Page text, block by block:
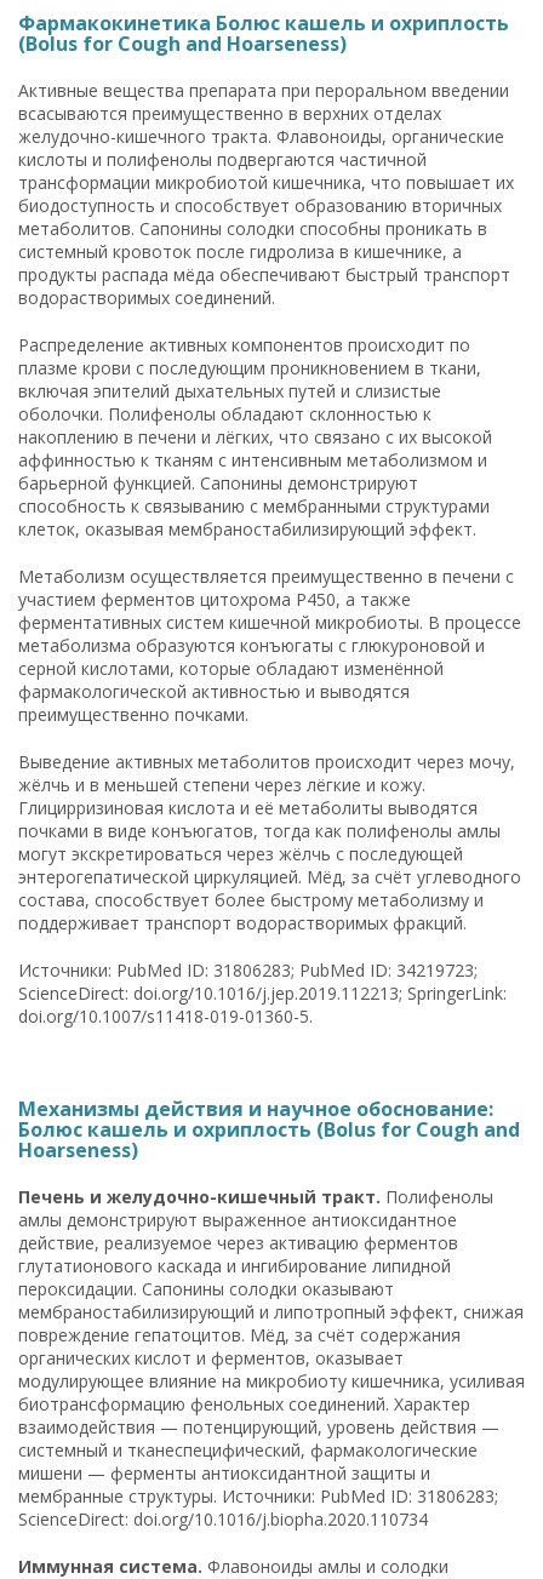
Фармакокинетика Болюс кашель и охриплость
(Bolus for Cough and Hoarseness)
Активные вещества препарата при пероральном введении
всасываются преимущественно в верхних отделах
желудочно-кишечного тракта. Флавоноиды, органические
кислоты и полифенолы подвергаются частичной
трансформации микробиотой кишечника, что повышает их
биодоступность и способствует образованию вторичных
метаболитов. Сапонины солодки способны проникать в
системный кровоток после гидролиза в кишечнике, а
продукты распада мёда обеспечивают быстрый транспорт
водорастворимых соединений.
Распределение активных компонентов происходит по
плазме крови с последующим проникновением в ткани,
включая эпителий дыхательных путей и слизистые
оболочки. Полифенолы обладают склонностью к
накоплению в печени и лёгких, что связано с их высокой
аффинностью к тканям с интенсивным метаболизмом и
барьерной функцией. Сапонины демонстрируют
способность к связыванию с мембранными структурами
клеток, оказывая мембраностабилизирующий эффект.
Метаболизм осуществляется преимущественно в печени с
участием ферментов цитохрома P450, а также
ферментативных систем кишечной микробиоты. В процессе
метаболизма образуются конъюгаты с глюкуроновой и
серной кислотами, которые обладают изменённой
фармакологической активностью и выводятся
преимущественно почками.
Выведение активных метаболитов происходит через мочу,
жёлчь и в меньшей степени через лёгкие и кожу.
Глицирризиновая кислота и её метаболиты выводятся
почками в виде конъюгатов, тогда как полифенолы амлы
могут экскретироваться через жёлчь с последующей
энтерогепатической циркуляцией. Мёд, за счёт углеводного
состава, способствует более быстрому метаболизму и
поддерживает транспорт водорастворимых фракций.
Источники: PubMed ID: 31806283; PubMed ID: 34219723;
ScienceDirect: doi.org/10.1016/j.jep.2019.112213; SpringerLink:
doi.org/10.1007/s11418-019-01360-5.
Механизмы действия и научное обоснование:
Болюс кашель и охриплость (Bolus for Cough and
Hoarseness)
Печень и желудочно-кишечный тракт. Полифенолы
амлы демонстрируют выраженное антиоксидантное
действие, реализуемое через активацию ферментов
глутатионового каскада и ингибирование липидной
пероксидации. Сапонины солодки оказывают
мембраностабилизирующий и липотропный эффект, снижая
повреждение гепатоцитов. Мёд, за счёт содержания
органических кислот и ферментов, оказывает
модулирующее влияние на микробиоту кишечника, усиливая
биотрансформацию фенольных соединений. Характер
взаимодействия — потенцирующий, уровень действия —
системный и тканеспецифический, фармакологические
мишени — ферменты антиоксидантной защиты и
мембранные структуры. Источники: PubMed ID: 31806283;
ScienceDirect: doi.org/10.1016/j.biopha.2020.110734
Иммунная система. Флавоноиды амлы и солодки